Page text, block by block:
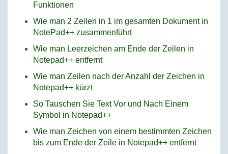
Funktionen
Wie man 2 Zeilen in 1 im gesamten Dokument in
NotePad++ zusammenführt
Wie man Leerzeichen am Ende der Zeilen in
Notepad++ entfernt
Wie man Zeilen nach der Anzahl der Zeichen in
Notepad++ kürzt
So Tauschen Sie Text Vor und Nach Einem
Symbol in Notepad++
Wie man Zeichen von einem bestimmten Zeichen
bis zum Ende der Zeile in Notepad++ entfernt